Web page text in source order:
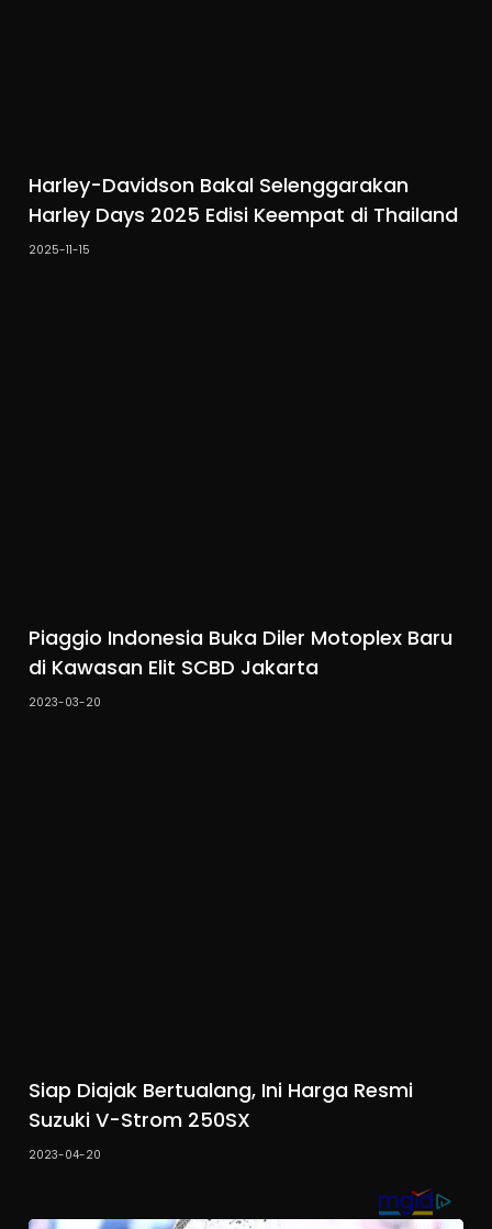
Harley-Davidson Bakal Selenggarakan
Harley Days 2025 Edisi Keempat di Thailand
2025-11-15
Piaggio Indonesia Buka Diler Motoplex Baru
di Kawasan Elit SCBD Jakarta
2023-03-20
Siap Diajak Bertualang, Ini Harga Resmi
Suzuki V-Strom 250SX
2023-04-20